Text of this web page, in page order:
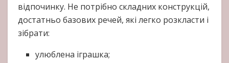
відпочинку. Не потрібно складних конструкцій,
достатньо базових речей, які легко розкласти і
зібрати:
улюблена іграшка;